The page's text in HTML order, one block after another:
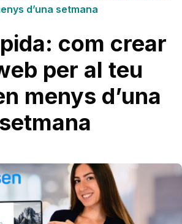
d’una setmana
com crear
per al teu
menys d’una
setmana